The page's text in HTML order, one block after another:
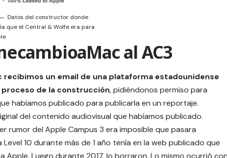
Datos del constructor donde
que el Central & Wolfe era para
al AC3
recibimos un email de una plataforma estadounidense
de la construcción, pidiéndonos permiso para
habíamos publicado para publicarla en un reportaje.
del contenido audiovisual que habíamos publicado.
rumor del Apple Campus 3 era imposible que pasara
Level 10 durante más de 1 año tenía en la web publicado que
Luego durante 2017, lo borraron. Lo mismo ocurrió